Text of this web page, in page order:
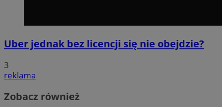
Uber jednak bez licencji się nie obejdzie?
3
reklama
Zobacz również